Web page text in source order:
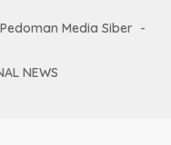
Pedoman Media Siber
NEWS